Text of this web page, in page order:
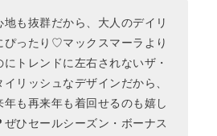
地も抜群だから、大人のデイリ
ぴったり♡マックスマーラより
にトレンドに左右されないザ・
イリッシュなデザインだから、
年も再来年も着回せるのも嬉し
ぜひセールシーズン・ボーナス